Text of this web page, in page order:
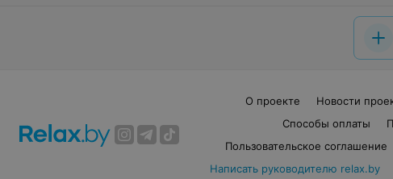
О проекте Новости
Способы оплаты
Пользовательское соглашение
Написать руководителю relax.by